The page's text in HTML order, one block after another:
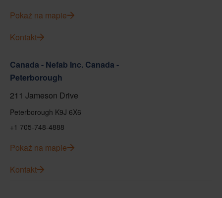
Pokaż na mapie
Kontakt
Canada - Nefab Inc. Canada -
Peterborough
211 Jameson Drive
Peterborough K9J 6X6
+1 705-748-4888
Pokaż na mapie
Kontakt